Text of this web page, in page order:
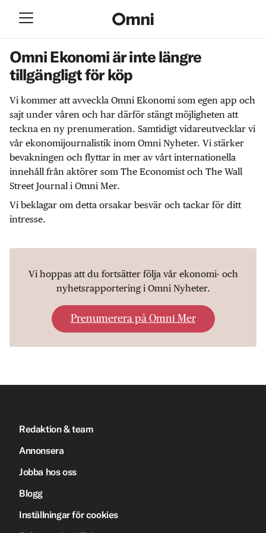
Omni Ekonomi är inte längre
tillgängligt för köp
Vi kommer att avveckla Omni Ekonomi som egen app och
sajt under våren och har därför stängt möjligheten att
teckna en ny prenumeration. Samtidigt vidareutvecklar vi
vår ekonomijournalistik inom Omni Nyheter. Vi stärker
bevakningen och flyttar in mer av vårt internationella
innehåll från aktörer som The Economist och The Wall
Street Journal i Omni Mer.
Vi beklagar om detta orsakar besvär och tackar för ditt
intresse.
Vi hoppas att du fortsätter följa vår ekonomi- och
nyhetsrapportering i Omni Nyheter.
Prenumerera på Omni Mer
Redaktion & team
Annonsera
Jobba hos oss
Blogg
Inställningar för cookies